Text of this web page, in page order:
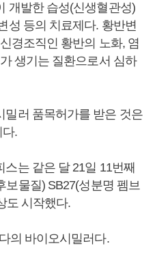
개발한 습성(신생혈관성)
성 등의 치료제다. 황반변
경조직인 황반의 노화, 염
생기는 질환으로서 심하
밀러 품목허가를 받은 것은
.
는 같은 달 21일 11번째
보물질) SB27(성분명 펨브
도 시작했다.
의 바이오시밀러다.